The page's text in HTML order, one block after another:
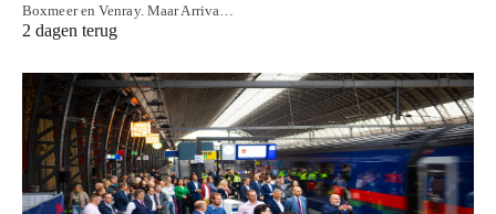
Boxmeer en Venray. Maar Arriva…
2 dagen terug